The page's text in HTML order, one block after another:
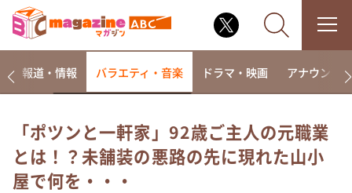
なるみ・岡村の過ぎるTV
相席食堂
報道・情報 バラエティ・音楽 ドラマ・映画 アナウンサー
「ポツンと一軒家」92歳ご主人の元職業
とは！？未舗装の悪路の先に現れた山小
屋で何を・・・